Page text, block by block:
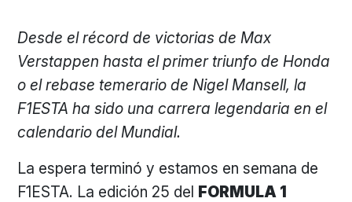
Desde el récord de victorias de Max
Verstappen hasta el primer triunfo de Honda
o el rebase temerario de Nigel Mansell, la
F1ESTA ha sido una carrera legendaria en el
calendario del Mundial.
La espera terminó y estamos en semana de
F1ESTA. La edición 25 del FORMULA 1